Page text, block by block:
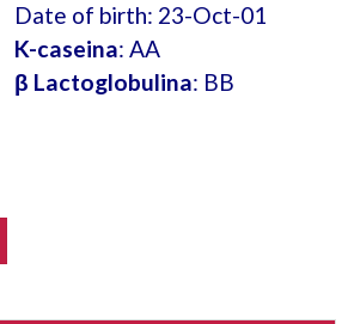
Date of birth: 23-Oct-01
K-caseina: AA
β Lactoglobulina: BB